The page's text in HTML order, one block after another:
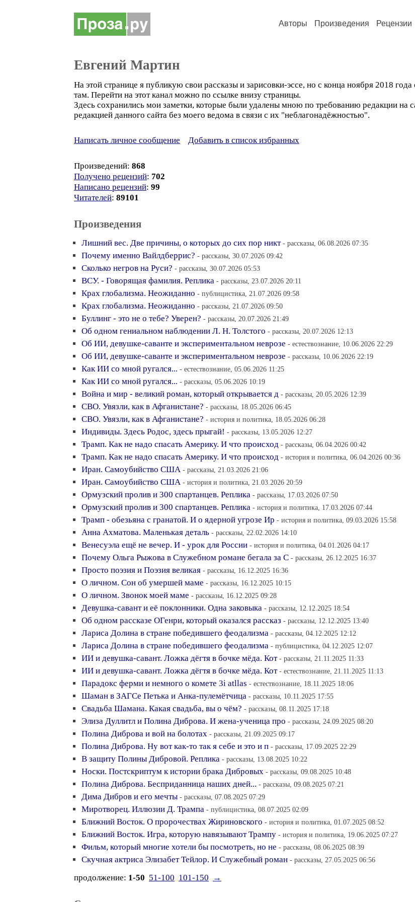
Авторы Произведения Рецензии
Евгений Мартин
На этой странице я публикую свои рассказы и зарисовки-эссе, но с конца ноября 2018
там. Перейти на этот канал можно по ссылке внизу страницы.
Здесь сохранились мои заметки, которые были удалены мною по требованию редакции на
редакцией данного сайта без моего ведома в связи с их "неблагонадёжностью".
Написать личное сообщение Добавить в список избранных
Произведений: 868
Получено рецензий: 702
Написано рецензий: 99
Читателей: 89101
Произведения
Лишний вес. Две причины, о которых до сих пор никт - рассказы, 06.08.2026 07:35
Почему именно Вайлдберрис? - рассказы, 30.07.2026 09:42
Сколько негpoв на Руси? - рассказы, 30.07.2026 05:53
ВСУ. - Говорящая фамилия. Реплика - рассказы, 23.07.2026 20:11
Крах глобализма. Неожиданно - публицистика, 21.07.2026 09:58
Крах глобализма. Неожиданно - рассказы, 21.07.2026 09:50
Буллинг - это не о тебе? Уверен? - рассказы, 20.07.2026 21:49
Об одном гениальном наблюдении Л. Н. Толстого - рассказы, 20.07.2026 12:13
Об ИИ, девушке-саванте и экспериментальном неврозе - естествознание, 10.06.2026 22:29
Об ИИ, девушке-саванте и экспериментальном неврозе - рассказы, 10.06.2026 22:19
Как ИИ со мной ругался... - естествознание, 05.06.2026 11:25
Как ИИ со мной ругался... - рассказы, 05.06.2026 10:19
Война и мир - великий роман, который открывается д - рассказы, 20.05.2026 12:39
СВО. Увязли, как в Афганистане? - рассказы, 18.05.2026 06:45
СВО. Увязли, как в Афганистане? - история и политика, 18.05.2026 06:28
Индивиды. Здесь Родос, здесь прыгай! - рассказы, 13.05.2026 12:27
Трамп. Как не надо спасать Америку. И что происход - рассказы, 06.04.2026 00:42
Трамп. Как не надо спасать Америку. И что происход - история и политика, 06.04.2026 00:36
Иран. Самoyбийство США - рассказы, 21.03.2026 21:06
Иран. Самoyбийство США - история и политика, 21.03.2026 20:59
Ормузский пролив и 300 спартанцев. Реплика - рассказы, 17.03.2026 07:50
Ормузский пролив и 300 спартанцев. Реплика - история и политика, 17.03.2026 07:44
Трамп - обезьяна с гранатой. И о ядерной угрозе Ир - история и политика, 09.03.2026 15:58
Анна Ахматова. Маленькая деталь - рассказы, 22.02.2026 14:10
Венесуэла ещё не вечер. И - урок для России - история и политика, 04.01.2026 04:17
Почему Ольга Рыжова в Служебном романе бегала за С - рассказы, 26.12.2025 16:37
Просто поэзия и Поэзия великая - рассказы, 16.12.2025 16:36
О личном. Сон об умершей маме - рассказы, 16.12.2025 10:15
О личном. Звонок моей маме - рассказы, 16.12.2025 09:28
Девушка-савант и её поклонники. Одна заковыка - рассказы, 12.12.2025 18:54
Об одном рассказе ОГенри, который оказался рассказ - рассказы, 12.12.2025 13:40
Лариса Долина в стране победившего феодализма - рассказы, 04.12.2025 12:12
Лариса Долина в стране победившего феодализма - публицистика, 04.12.2025 12:07
ИИ и девушка-савант. Ложка дёгтя в бочке мёда. Кот - рассказы, 21.11.2025 11:33
ИИ и девушка-савант. Ложка дёгтя в бочке мёда. Кот - естествознание, 21.11.2025 11:13
Парадокс ферми и немного о комете 3i atllas - естествознание, 18.11.2025 18:06
Шаман в ЗАГСе Петька и Анка-пулемётчица - рассказы, 10.11.2025 17:55
Свадьба Шамана. Какая свадьба, вы о чём? - рассказы, 08.11.2025 17:18
Элиза Дуллитл и Полина Диброва. И жена-ученица про - рассказы, 24.09.2025 08:20
Полина Диброва и вой на болотах - рассказы, 21.09.2025 09:17
Полина Диброва. Ну вот как-то так я себе и это и п - рассказы, 17.09.2025 22:29
В защиту Полины Дибровой. Реплика - рассказы, 13.08.2025 10:22
Носки. Постскриптум к истории брака Дибровых - рассказы, 09.08.2025 10:48
Полина Диброва. Бесприданница наших дней... - рассказы, 09.08.2025 07:21
Дима Дибров и его мечты - рассказы, 07.08.2025 07:29
Миротворец. Иллюзии Д. Трампа - публицистика, 08.07.2025 02:09
Ближний Восток. О пророчествах Жириновского - история и политика, 01.07.2025 08:52
Ближний Восток. Игра, которую навязывают Трампу - история и политика, 19.06.2025 07:27
Фильм, который многие хотели бы посмотреть, но не - рассказы, 08.06.2025 08:39
Скучная актриса Элизабет Тейлор. И Служебный роман - рассказы, 27.05.2025 06:56
продолжение: 1-50 51-100 101-150 →